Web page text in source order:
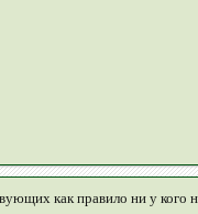
как правило ни у кого